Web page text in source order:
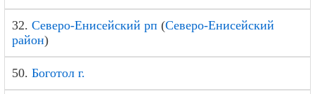
32. Северо-Енисейский рп (Северо-Енисейский
район)
50. Боготол г.